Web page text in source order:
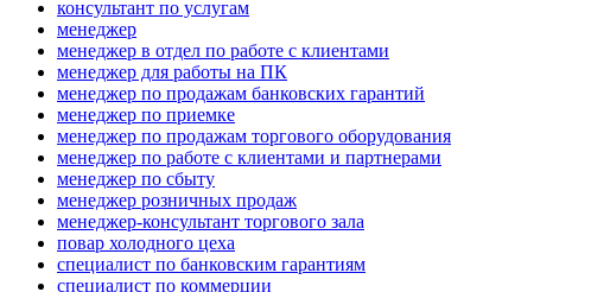
консультант по услугам
менеджер
менеджер в отдел по работе с клиентами
менеджер для работы на ПК
менеджер по продажам банковских гарантий
менеджер по приемке
менеджер по продажам торгового оборудования
менеджер по работе с клиентами и партнерами
менеджер по сбыту
менеджер розничных продаж
менеджер-консультант торгового зала
повар холодного цеха
специалист по банковским гарантиям
специалист по коммерции